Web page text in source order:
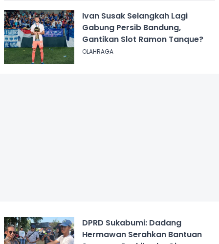
Ivan Susak Selangkah Lagi
Gabung Persib Bandung,
Gantikan Slot Ramon Tanque?
OLAHRAGA
DPRD Sukabumi: Dadang
Hermawan Serahkan Bantuan